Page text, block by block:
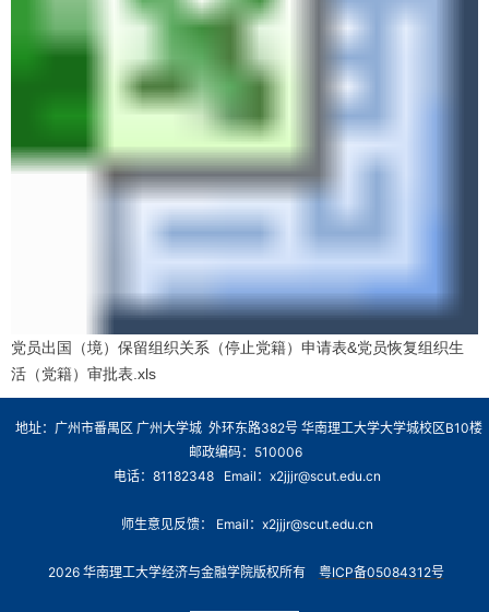
党员出国（境）保留组织关系（停止党籍）申请表&党员恢复组织生
活（党籍）审批表.xls
地址：广州市番禺区 广州大学城 外环东路382号 华南理工大学大学城校区B10楼
邮政编码：510006
电话：81182348 Email：x2jjjr@scut.edu.cn
师生意见反馈： Email：x2jjjr@scut.edu.cn
2026 华南理工大学经济与金融学院版权所有 粤ICP备05084312号